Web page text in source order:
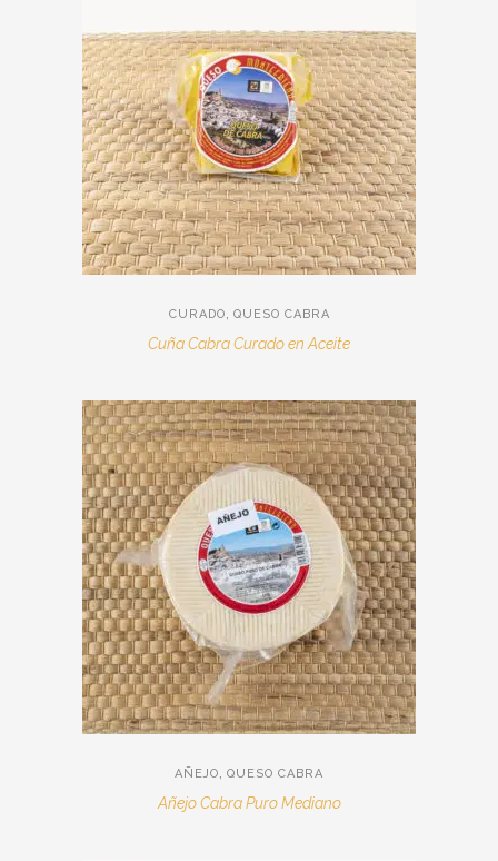
CURADO QUESO CABRA
Cuña Cabra Curado en Aceite
AÑEJO QUESO CABRA
Añejo Cabra Puro Mediano